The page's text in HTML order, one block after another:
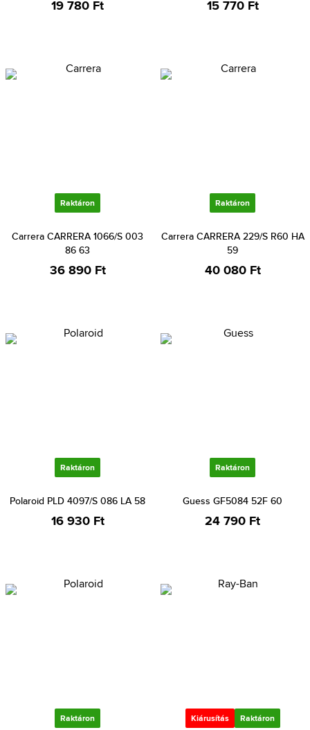
19 780 Ft 15 770 Ft
Raktáron
Carrera CARRERA 1066/S 003
86 63
36 890 Ft
Raktáron
Carrera CARRERA 229/S R60 HA
59
40 080 Ft
Raktáron
Polaroid PLD 4097/S 086 LA 58
16 930 Ft
Raktáron
Guess GF5084 52F 60
24 790 Ft
Raktáron Kiárusítás Raktáron